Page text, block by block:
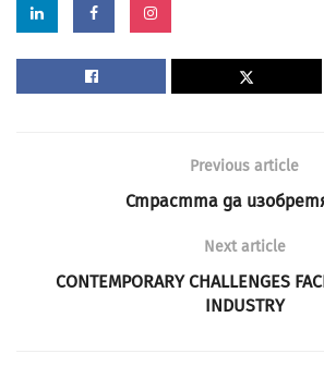
Previous article
Страстта да
Next article
CONTEMPORARY CHALLENGES
INDUSTRY